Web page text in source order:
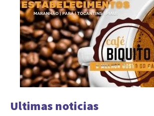
Ultimas noticias